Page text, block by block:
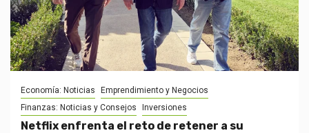
Economía: Noticias
Emprendimiento y Negocios
Finanzas: Noticias y Consejos
Inversiones
Netflix enfrenta el reto de retener a su